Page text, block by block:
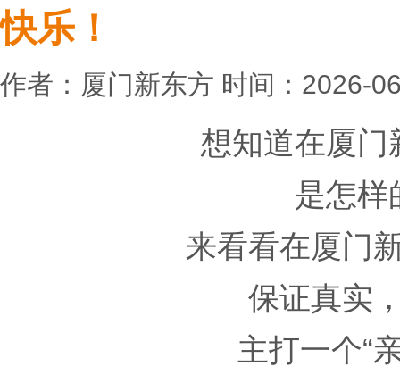
快乐！
作者：厦门新东方 时间：2026-
想知道在厦门
是怎样
来看看在厦门
保证真实
主打一个“